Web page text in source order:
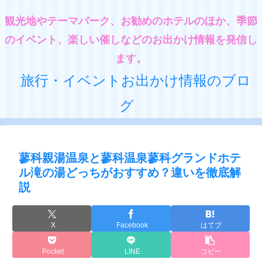
観光地やテーマパーク、お勧めのホテルのほか、季節
のイベント、楽しい催しなどのお出かけ情報を発信し
ます。
旅行・イベントお出かけ情報のブロ
グ
蓼科親湯温泉と蓼科温泉蓼科グランドホテ
ル滝の湯どっちがおすすめ？違いを徹底解
説
X Facebook はてブ
Pocket LINE コピー